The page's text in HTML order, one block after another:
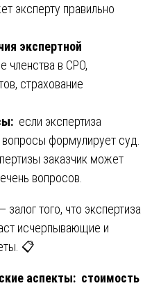
эксперту правильно
экспертной
членства в СРО,
страхование
если экспертиза
формулирует суд.
заказчик может
вопросов.
того, что экспертиза
исчерпывающие и
📋
аспекты: стоимость